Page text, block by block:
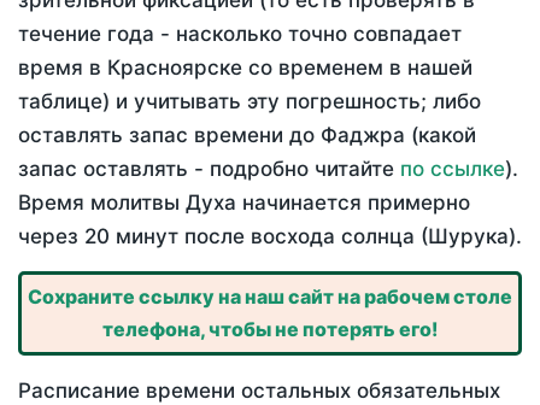
течение года - насколько точно совпадает
время в Красноярске со временем в нашей
таблице) и учитывать эту погрешность; либо
оставлять запас времени до Фаджра (какой
запас оставлять - подробно читайте по ссылке).
Время молитвы Духа начинается примерно
через 20 минут после восхода солнца (Шурука).
Сохраните ссылку на наш сайт на рабочем столе
телефона, чтобы не потерять его!
Расписание времени остальных обязательных